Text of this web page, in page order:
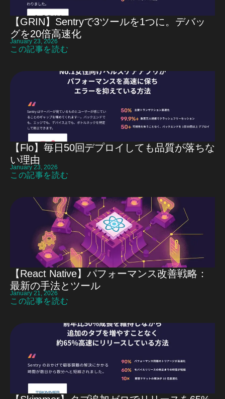
【GRIN】Sentryで3ツールを1つに。デバッ
グを20倍高速化
January 23, 2026
この記事を読む
【Flo】毎日50回デプロイしても品質が落ちな
い理由
January 23, 2026
この記事を読む
【React Native】パフォーマンス改善戦略：
最新の手法とツール
January 21, 2026
この記事を読む